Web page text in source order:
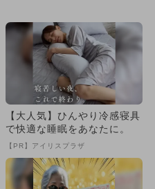
【大人気】ひんやり冷感寝具
で快適な睡眠をあなたに。
【PR】アイリスプラザ